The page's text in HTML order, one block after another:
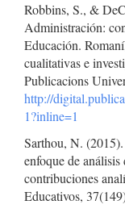
Robbins, S., &
Administración:
Educación.
cualitativas e
Publicacions
http://
1?inline=1
Sarthou, N.
enfoque de
contribuciones
Educativos,